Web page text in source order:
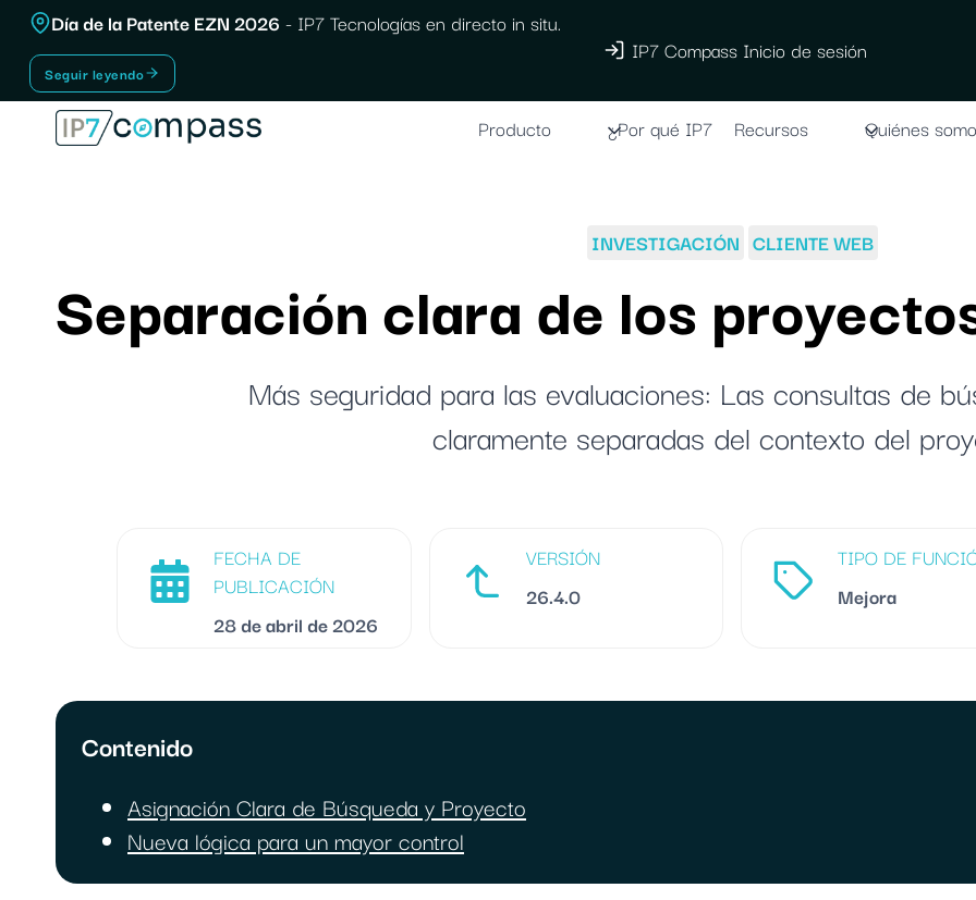
contenido
Día de la Patente EZN 2026 - IP7 Tecnologías en directo in situ.
Seguir leyendo
IP7 Compass Inicio de sesión
Producto ¿Por qué IP7 Recursos Quiénes
INVESTIGACIÓN CLIENTE WEB
Separación clara de los
Más seguridad para las evaluaciones: Las consultas de
claramente separadas del contexto del
FECHA DE
PUBLICACIÓN
28 de abril de 2026
VERSIÓN
26.4.0
TIPO DE
Mejora
Contenido
Asignación Clara de Búsqueda y Proyecto
Nueva lógica para un mayor control